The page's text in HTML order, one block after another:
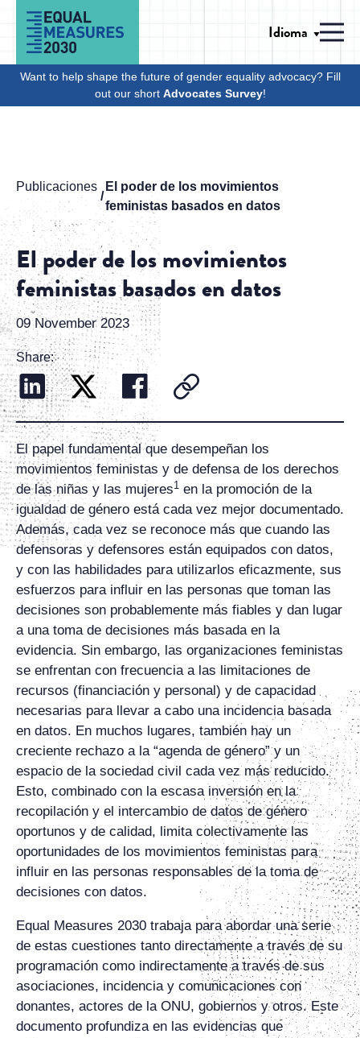
Skip to Content
Idioma
Want to help shape the future of gender equality advocacy? Fill
out our short Advocates Survey!
Publicaciones
El poder de los movimientos
feministas basados en datos
El poder de los movimientos
feministas basados en datos
09 November 2023
Share:
El papel fundamental que desempeñan los
movimientos feministas y de defensa de los derechos
de las niñas y las mujeres1 en la promoción de la
igualdad de género está cada vez mejor documentado.
Además, cada vez se reconoce más que cuando las
defensoras y defensores están equipados con datos,
y con las habilidades para utilizarlos eficazmente, sus
esfuerzos para influir en las personas que toman las
decisiones son probablemente más fiables y dan lugar
a una toma de decisiones más basada en la
evidencia. Sin embargo, las organizaciones feministas
se enfrentan con frecuencia a las limitaciones de
recursos (financiación y personal) y de capacidad
necesarias para llevar a cabo una incidencia basada
en datos. En muchos lugares, también hay un
creciente rechazo a la “agenda de género” y un
espacio de la sociedad civil cada vez más reducido.
Esto, combinado con la escasa inversión en la
recopilación y el intercambio de datos de género
oportunos y de calidad, limita colectivamente las
oportunidades de los movimientos feministas para
influir en las personas responsables de la toma de
decisiones con datos.
Equal Measures 2030 trabaja para abordar una serie
de estas cuestiones tanto directamente a través de su
programación como indirectamente a través de sus
asociaciones, incidencia y comunicaciones con
donantes, actores de la ONU, gobiernos y otros. Este
documento profundiza en las evidencias que